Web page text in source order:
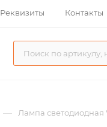
Реквизиты Контакты
— Лампа светодиодная